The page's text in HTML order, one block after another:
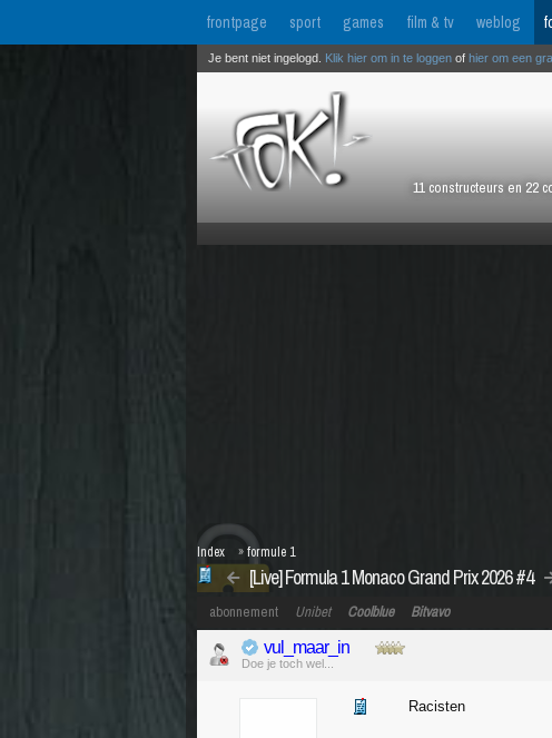
frontpage sport games film & tv weblog
11 constructeurs en
Je bent niet ingelogd. Klik hier om in te loggen of hier om een
[Live] Formula 1 Monaco Grand Prix 2026 #4
Index »formule 1
abonnement Unibet Coolblue Bitvavo
vul_maar_in
Doe je toch wel...
Racisten